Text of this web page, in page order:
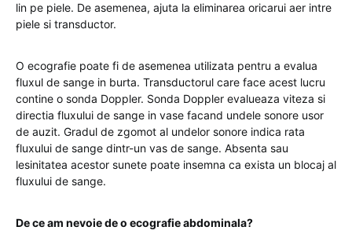
lin pe piele. De asemenea, ajuta la eliminarea oricarui aer intre
piele si transductor.
O ecografie poate fi de asemenea utilizata pentru a evalua
fluxul de sange in burta. Transductorul care face acest lucru
contine o sonda Doppler. Sonda Doppler evalueaza viteza si
directia fluxului de sange in vase facand undele sonore usor
de auzit. Gradul de zgomot al undelor sonore indica rata
fluxului de sange dintr-un vas de sange. Absenta sau
lesinitatea acestor sunete poate insemna ca exista un blocaj al
fluxului de sange.
De ce am nevoie de o ecografie abdominala?